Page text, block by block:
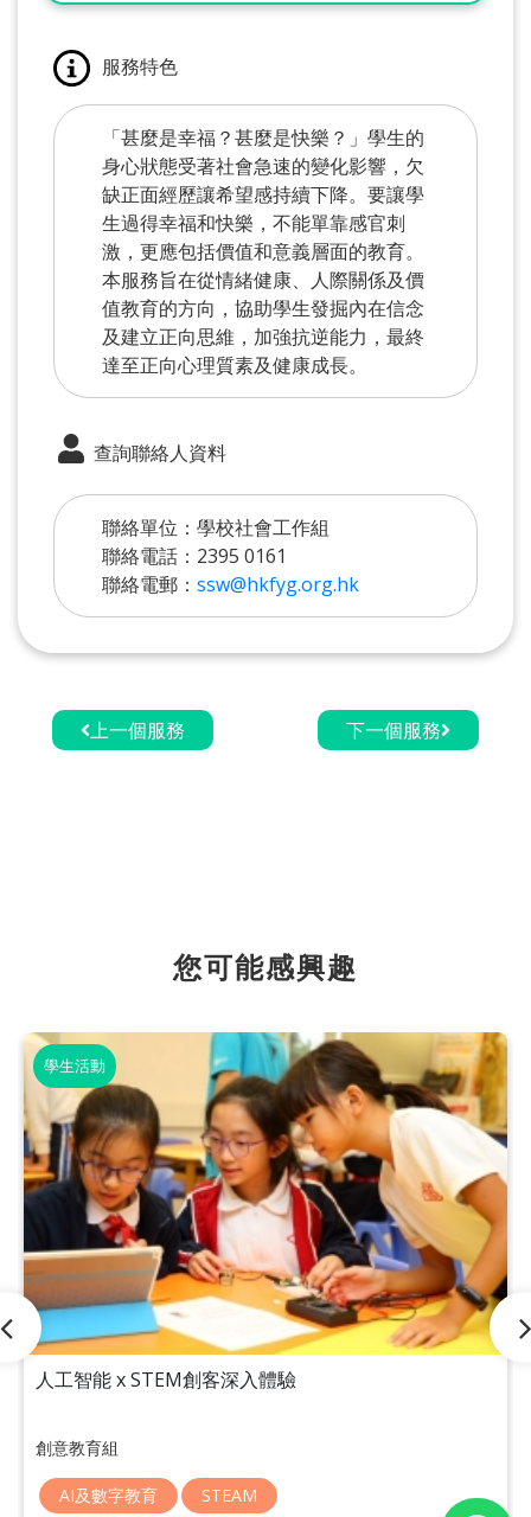
服務特色
「甚麼是幸福？甚麼是快樂？」學生的
身心狀態受著社會急速的變化影響，欠
缺正面經歷讓希望感持續下降。要讓學
生過得幸福和快樂，不能單靠感官刺
激，更應包括價值和意義層面的教育。
本服務旨在從情緒健康、人際關係及價
值教育的方向，協助學生發掘內在信念
及建立正向思維，加強抗逆能力，最終
達至正向心理質素及健康成長。
查詢聯絡人資料
聯絡單位：學校社會工作組
聯絡電話：2395 0161
聯絡電郵： ssw@hkfyg.org.hk
上一個服務 下一個服務
您可能感興趣
學生活動
人工智能 x STEM創客深入體驗
創意教育組
AI及數字教育 STEAM